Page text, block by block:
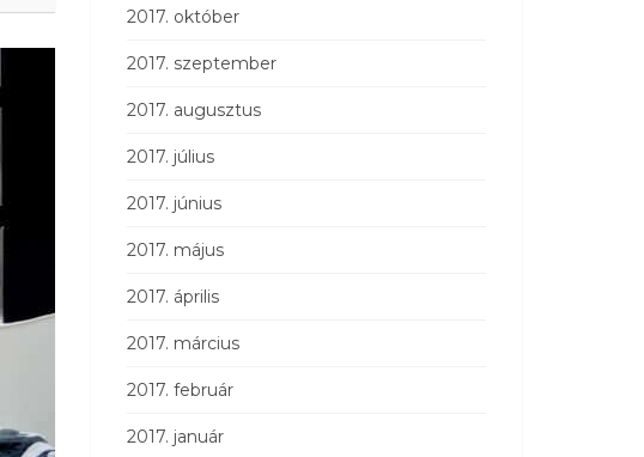
2017. október
2017. szeptember
2017. augusztus
2017. július
2017. június
2017. május
2017. április
2017. március
2017. február
2017. január